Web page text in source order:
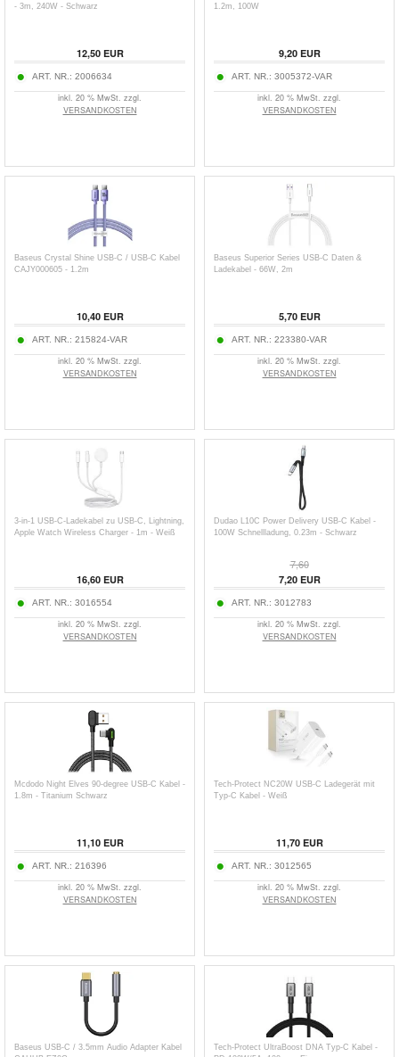
- 3m, 240W - Schwarz
12,50EUR
ART. NR.: 2006634
inkl. 20 % MwSt. zzgl.
VERSANDKOSTEN
1.2m, 100W
9,20EUR
ART. NR.: 3005372-VAR
inkl. 20 % MwSt. zzgl.
VERSANDKOSTEN
Baseus Crystal Shine USB-C / USB-C Kabel
CAJY000605 - 1.2m
10,40EUR
ART. NR.: 215824-VAR
inkl. 20 % MwSt. zzgl.
VERSANDKOSTEN
Baseus Superior Series USB-C Daten &
Ladekabel - 66W, 2m
5,70EUR
ART. NR.: 223380-VAR
inkl. 20 % MwSt. zzgl.
VERSANDKOSTEN
3-in-1 USB-C-Ladekabel zu USB-C, Lightning,
Apple Watch Wireless Charger - 1m - Weiß
16,60EUR
ART. NR.: 3016554
inkl. 20 % MwSt. zzgl.
VERSANDKOSTEN
Dudao L10C Power Delivery USB-C Kabel -
100W Schnellladung, 0.23m - Schwarz
7,60
7,20EUR
ART. NR.: 3012783
inkl. 20 % MwSt. zzgl.
VERSANDKOSTEN
Mcdodo Night Elves 90-degree USB-C Kabel -
1.8m - Titanium Schwarz
11,10EUR
ART. NR.: 216396
inkl. 20 % MwSt. zzgl.
VERSANDKOSTEN
Tech-Protect NC20W USB-C Ladegerät mit
Typ-C Kabel - Weiß
11,70EUR
ART. NR.: 3012565
inkl. 20 % MwSt. zzgl.
VERSANDKOSTEN
Baseus USB-C / 3.5mm Audio Adapter Kabel
Tech-Protect UltraBoost DNA Typ-C Kabel -